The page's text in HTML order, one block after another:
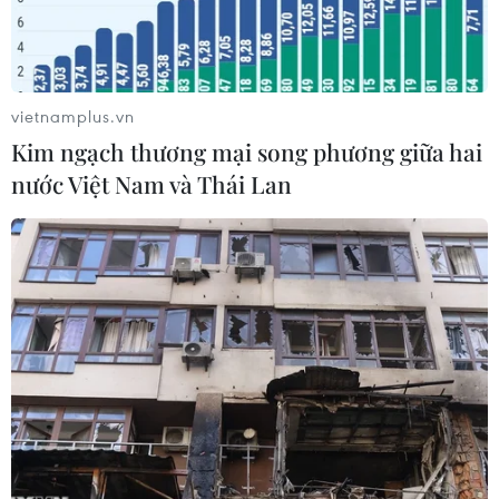
Kho gạo ở Prayagraj (Ấn Độ). (Ảnh: ANI/TTXVN)
Thị trường gạo châu Á
Giá gạo của nước xuất khẩu hàng đầu Ấn Độ đã
giảm trong tuần này do đồng nội tệ yếu, trong
khi giá gạo Việt Nam tăng lên mức cao nhất
vietnamplus.vn
Kim ngạch thương mại song phương giữa hai
nước Việt Nam và Thái Lan